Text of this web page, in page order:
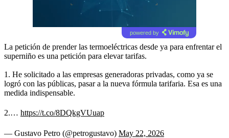
powered by
La petición de prender las termoeléctricas desde ya para enfrentar el
superniño es una petición para elevar tarifas.
1. He solicitado a las empresas generadoras privadas, como ya se
logró con las públicas, pasar a la nueva fórmula tarifaria. Esa es una
medida indispensable.
2.… https://t.co/8DQkgVUuap
— Gustavo Petro (@petrogustavo) May 22, 2026